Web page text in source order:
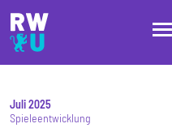
Direkt zum Inhalt
Direkt zur Hauptnavigation
Direkt zum Fußbereich
Juli 2025
Spieleentwicklung